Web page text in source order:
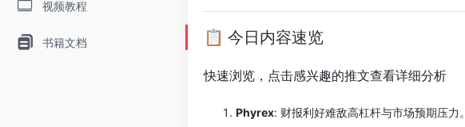
视频教程
书籍文档 📋 今日内容速览
快速浏览，点击感兴趣的推文查看详细分析
Phyrex: 财报利好难敌高杠杆与市场预期压力。